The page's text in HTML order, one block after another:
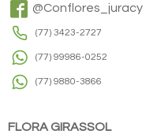
@Conflores_juracy
(77) 3423-2727
(77) 99986-0252
(77) 9880-3866
FLORA GIRASSOL